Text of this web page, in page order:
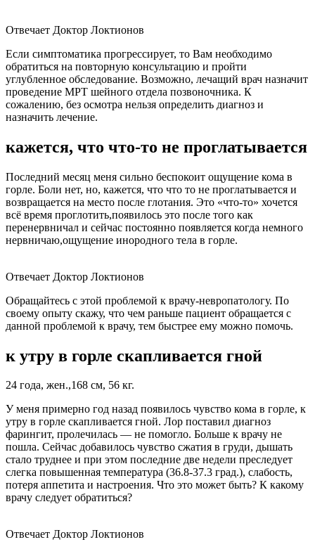
Отвечает Доктор Локтионов
Если симптоматика прогрессирует, то Вам необходимо
обратиться на повторную консультацию и пройти
углубленное обследование. Возможно, лечащий врач назначит
проведение МРТ шейного отдела позвоночника. К
сожалению, без осмотра нельзя определить диагноз и
назначить лечение.
кажется, что что-то не проглатывается
Последний месяц меня сильно беспокоит ощущение кома в
горле. Боли нет, но, кажется, что что то не проглатывается и
возвращается на место после глотания. Это «что-то» хочется
всё время проглотить,появилось это после того как
перенервничал и сейчас постоянно появляется когда немного
нервничаю,ощущение инородного тела в горле.
Отвечает Доктор Локтионов
Обращайтесь с этой проблемой к врачу-невропатологу. По
своему опыту скажу, что чем раньше пациент обращается с
данной проблемой к врачу, тем быстрее ему можно помочь.
к утру в горле скапливается гной
24 года, жен.,168 см, 56 кг.
У меня примерно год назад появилось чувство кома в горле, к
утру в горле скапливается гной. Лор поставил диагноз
фарингит, пролечилась — не помогло. Больше к врачу не
пошла. Сейчас добавилось чувство сжатия в груди, дышать
стало труднее и при этом последние две недели преследует
слегка повышенная температура (36.8-37.3 град.), слабость,
потеря аппетита и настроения. Что это может быть? К какому
врачу следует обратиться?
Отвечает Доктор Локтионов